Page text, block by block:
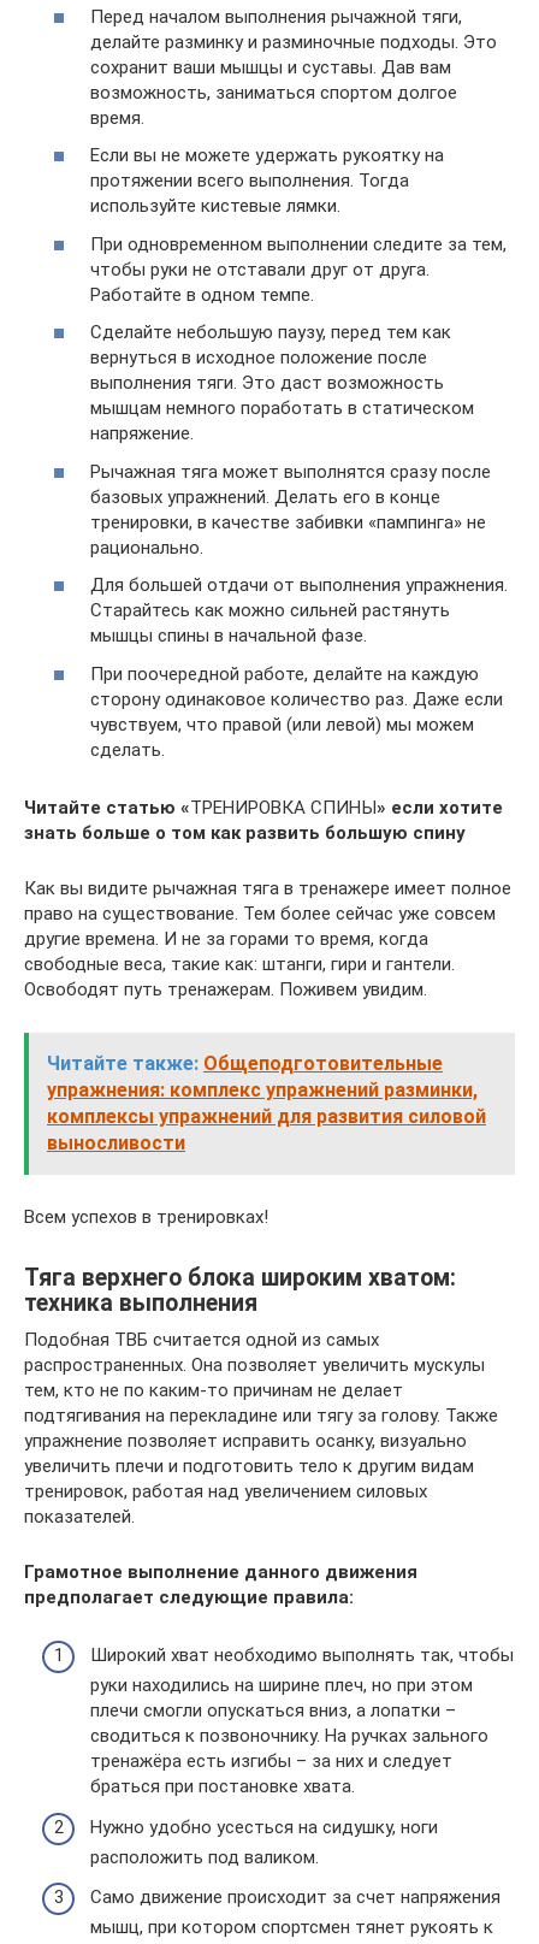
Перед началом выполнения рычажной тяги,
делайте разминку и разминочные подходы. Это
сохранит ваши мышцы и суставы. Дав вам
возможность, заниматься спортом долгое
время.
Если вы не можете удержать рукоятку на
протяжении всего выполнения. Тогда
используйте кистевые лямки.
При одновременном выполнении следите за тем,
чтобы руки не отставали друг от друга.
Работайте в одном темпе.
Сделайте небольшую паузу, перед тем как
вернуться в исходное положение после
выполнения тяги. Это даст возможность
мышцам немного поработать в статическом
напряжение.
Рычажная тяга может выполнятся сразу после
базовых упражнений. Делать его в конце
тренировки, в качестве забивки «пампинга» не
рационально.
Для большей отдачи от выполнения упражнения.
Старайтесь как можно сильней растянуть
мышцы спины в начальной фазе.
При поочередной работе, делайте на каждую
сторону одинаковое количество раз. Даже если
чувствуем, что правой (или левой) мы можем
сделать.
Читайте статью «ТРЕНИРОВКА СПИНЫ» если хотите
знать больше о том как развить большую спину
Как вы видите рычажная тяга в тренажере имеет полное
право на существование. Тем более сейчас уже совсем
другие времена. И не за горами то время, когда
свободные веса, такие как: штанги, гири и гантели.
Освободят путь тренажерам. Поживем увидим.
Читайте также: Общеподготовительные
упражнения: комплекс упражнений разминки,
комплексы упражнений для развития силовой
выносливости
Всем успехов в тренировках!
Тяга верхнего блока широким хватом:
техника выполнения
Подобная ТВБ считается одной из самых
распространенных. Она позволяет увеличить мускулы
тем, кто не по каким-то причинам не делает
подтягивания на перекладине или тягу за голову. Также
упражнение позволяет исправить осанку, визуально
увеличить плечи и подготовить тело к другим видам
тренировок, работая над увеличением силовых
показателей.
Грамотное выполнение данного движения
предполагает следующие правила:
Широкий хват необходимо выполнять так, чтобы
руки находились на ширине плеч, но при этом
плечи смогли опускаться вниз, а лопатки –
сводиться к позвоночнику. На ручках зального
тренажёра есть изгибы – за них и следует
браться при постановке хвата.
Нужно удобно усесться на сидушку, ноги
расположить под валиком.
Само движение происходит за счет напряжения
мышц, при котором спортсмен тянет рукоять к